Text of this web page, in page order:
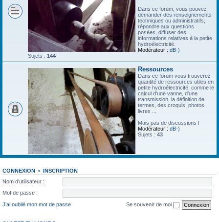
Dans ce forum, vous pouvez
demander des renseignements
techniques ou administratifs,
répondre aux questions
posées, diffuser des
informations relatives à la petite
hydroélectricité.
Modérateur : dB-)
Sujets : 144
Ressources
Dans ce forum vous trouverez
quantité de ressources utiles en
petite hydroélectricité, comme le
calcul d'une vanne, d'une
transmission, la définition de
termes, des croquis, photos,
livres ...
Mais pas de discussions !
Modérateur : dB-)
Sujets : 43
CONNEXION • INSCRIPTION
Nom d’utilisateur :
Mot de passe :
J’ai oublié mon mot de passe
Se souvenir de moi